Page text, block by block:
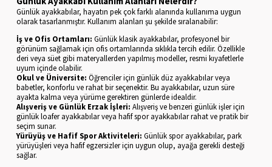
Günlük ayakkabılar, hayatın pek çok farklı alanında kullanıma uygun
olarak tasarlanmıştır. Kullanım alanları şu şekilde sıralanabilir:
İş ve Ofis Ortamları: Günlük klasik ayakkabılar, profesyonel bir
görünüm sağlamak için ofis ortamlarında sıklıkla tercih edilir. Özellikle
deri veya süet gibi materyallerden yapılmış modeller, resmi kıyafetlerle
uyum içinde olabilir.
Okul ve Üniversite: Öğrenciler için günlük düz ayakkabılar veya
babetler, konforlu ve rahat bir seçenektir. Bu ayakkabılar, uzun süre
ayakta kalma veya yürüme gerektiren günlerde idealdir.
Alışveriş ve Günlük Erzak İşleri: Alışveriş ve benzeri günlük işler için
günlük loafer ayakkabılar veya hafif spor ayakkabılar rahat ve pratik bir
seçim sunar.
Yürüyüş ve Hafif Spor Aktiviteleri: Günlük spor ayakkabılar, park
yürüyüşleri veya hafif egzersizler için uygun olup, ayağa gerekli desteği
sağlar.